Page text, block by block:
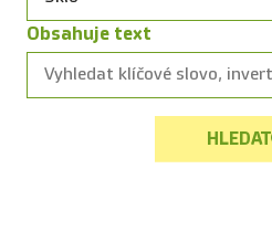
Obsahuje text
HLEDAT